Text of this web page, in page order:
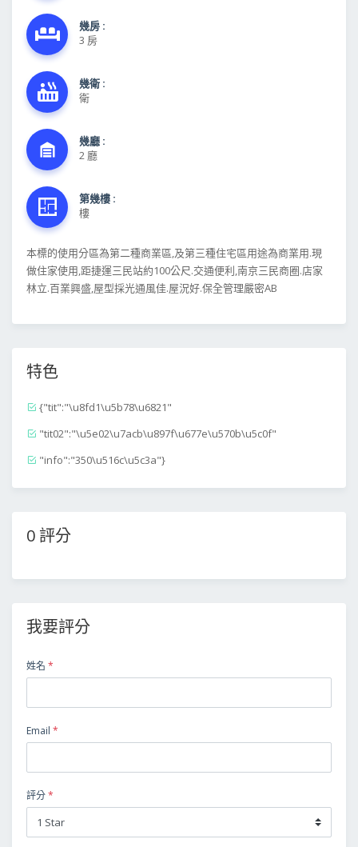
幾房 :
3 房
幾衛 :
衛
幾廳 :
2 廳
第幾樓 :
樓
本標的使用分區為第二種商業區,及第三種住宅區用途為商業用.現
做住家使用,距捷運三民站約100公尺.交通便利,南京三民商圈.店家
林立.百業興盛,屋型採光通風佳.屋況好.保全管理嚴密AB
特色
{"tit":"\u8fd1\u5b78\u6821"
"tit02":"\u5e02\u7acb\u897f\u677e\u570b\u5c0f"
"info":"350\u516c\u5c3a"}
0 評分
我要評分
姓名 *
Email *
評分*